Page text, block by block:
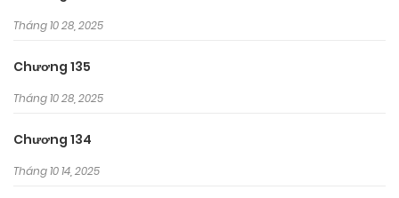
Tháng 10 28, 2025
Chương 135
Tháng 10 28, 2025
Chương 134
Tháng 10 14, 2025